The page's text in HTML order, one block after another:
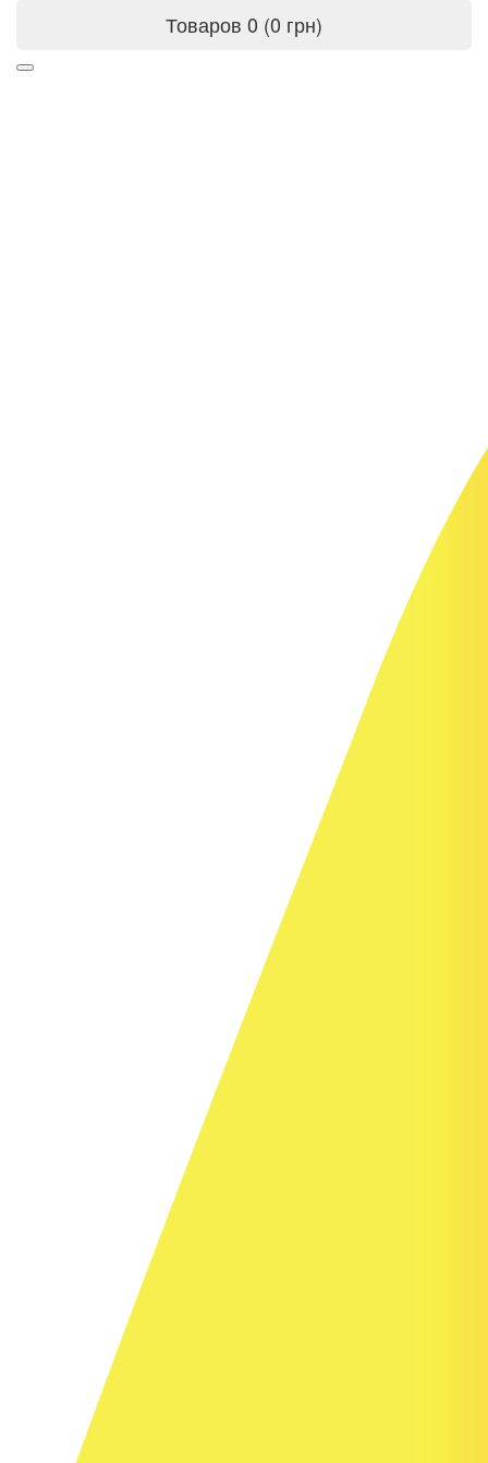
Товаров 0 (0 грн)